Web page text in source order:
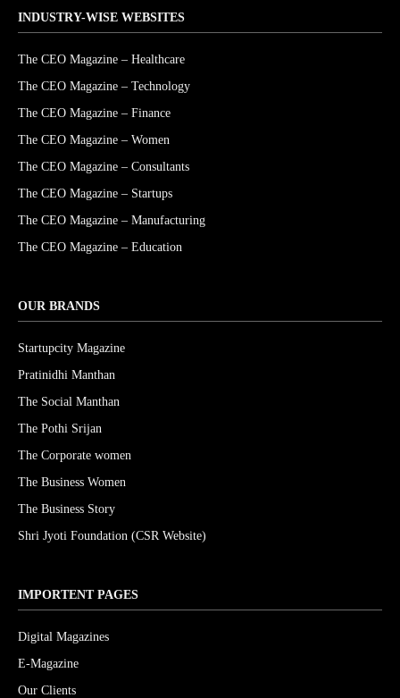
INDUSTRY-WISE WEBSITES
The CEO Magazine – Healthcare
The CEO Magazine – Technology
The CEO Magazine – Finance
The CEO Magazine – Women
The CEO Magazine – Consultants
The CEO Magazine – Startups
The CEO Magazine – Manufacturing
The CEO Magazine – Education
OUR BRANDS
Startupcity Magazine
Pratinidhi Manthan
The Social Manthan
The Pothi Srijan
The Corporate women
The Business Women
The Business Story
Shri Jyoti Foundation (CSR Website)
IMPORTENT PAGES
Digital Magazines
E-Magazine
Our Clients